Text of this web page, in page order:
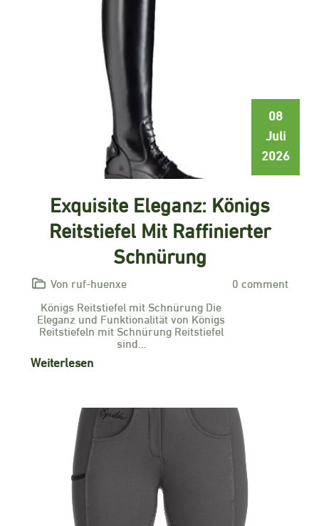
08
Juli
2026
Exquisite Eleganz: Königs
Reitstiefel Mit Raffinierter
Schnürung
Von ruf-huenxe
0 comment
Königs Reitstiefel mit Schnürung Die
Eleganz und Funktionalität von Königs
Reitstiefeln mit Schnürung Reitstiefel
sind…
Weiterlesen